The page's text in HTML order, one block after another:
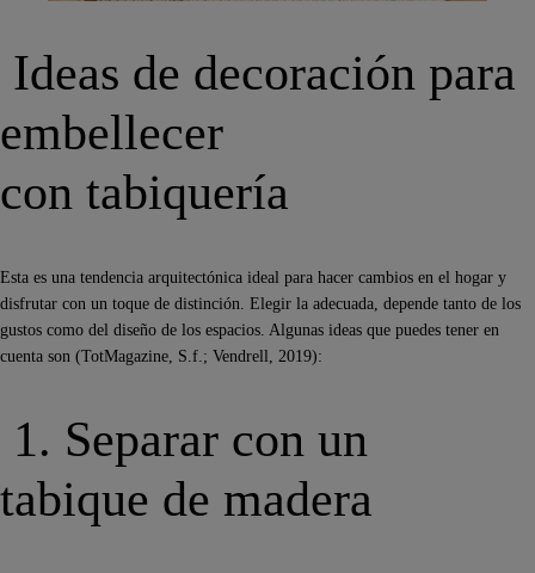
Ideas de decoración para
embellecer
con tabiquería
Esta es una tendencia arquitectónica ideal para hacer cambios en el hogar y
disfrutar con un toque de distinción. Elegir la adecuada, depende tanto de los
gustos como del diseño de los espacios. Algunas ideas que puedes tener en
cuenta son (TotMagazine, S.f.; Vendrell, 2019):
1. Separar con un
tabique de madera